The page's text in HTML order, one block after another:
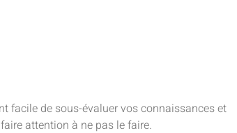
facile de sous-évaluer vos connaissances et
attention à ne pas le faire.